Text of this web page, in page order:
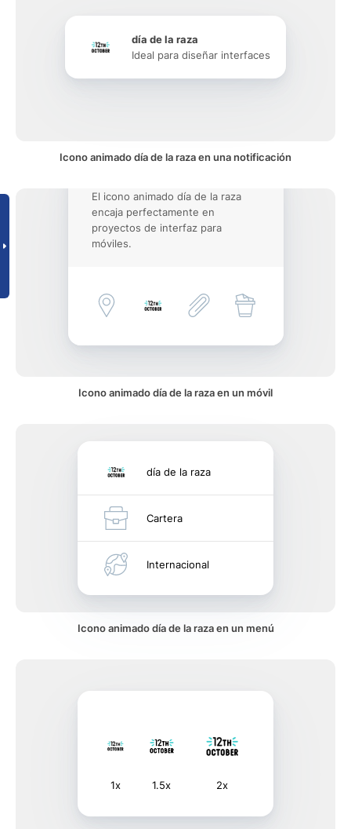
día de la raza
Ideal para diseñar interfaces
Icono animado día de la raza en una notificación
El icono animado día de la raza
encaja perfectamente en
proyectos de interfaz para
móviles.
Icono animado día de la raza en un móvil
día de la raza
Cartera
Internacional
Icono animado día de la raza en un menú
1x 1.5x 2x